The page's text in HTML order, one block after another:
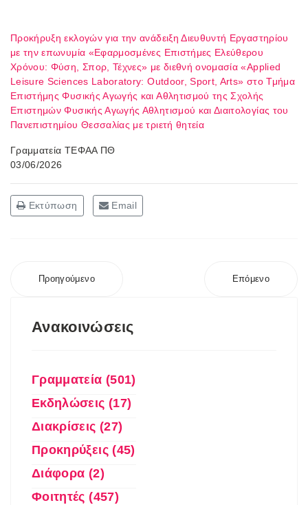
Προκήρυξη εκλογών για την ανάδειξη Διευθυντή Εργαστηρίου
με την επωνυμία «Εφαρμοσμένες Επιστήμες Ελεύθερου
Χρόνου: Φύση, Σπορ, Τέχνες» με διεθνή ονομασία «Applied
Leisure Sciences Laboratory: Outdoor, Sport, Arts» στο Τμήμα
Επιστήμης Φυσικής Αγωγής και Αθλητισμού της Σχολής
Επιστημών Φυσικής Αγωγής Αθλητισμού και Διαιτολογίας του
Πανεπιστημίου Θεσσαλίας με τριετή θητεία
Γραμματεία ΤΕΦΑΑ ΠΘ
03/06/2026
Εκτύπωση Email
Προηγούμενο Επόμενο
Ανακοινώσεις
Γραμματεία (501)
Εκδηλώσεις (17)
Διακρίσεις (27)
Προκηρύξεις (45)
Διάφορα (2)
Φοιτητές (457)